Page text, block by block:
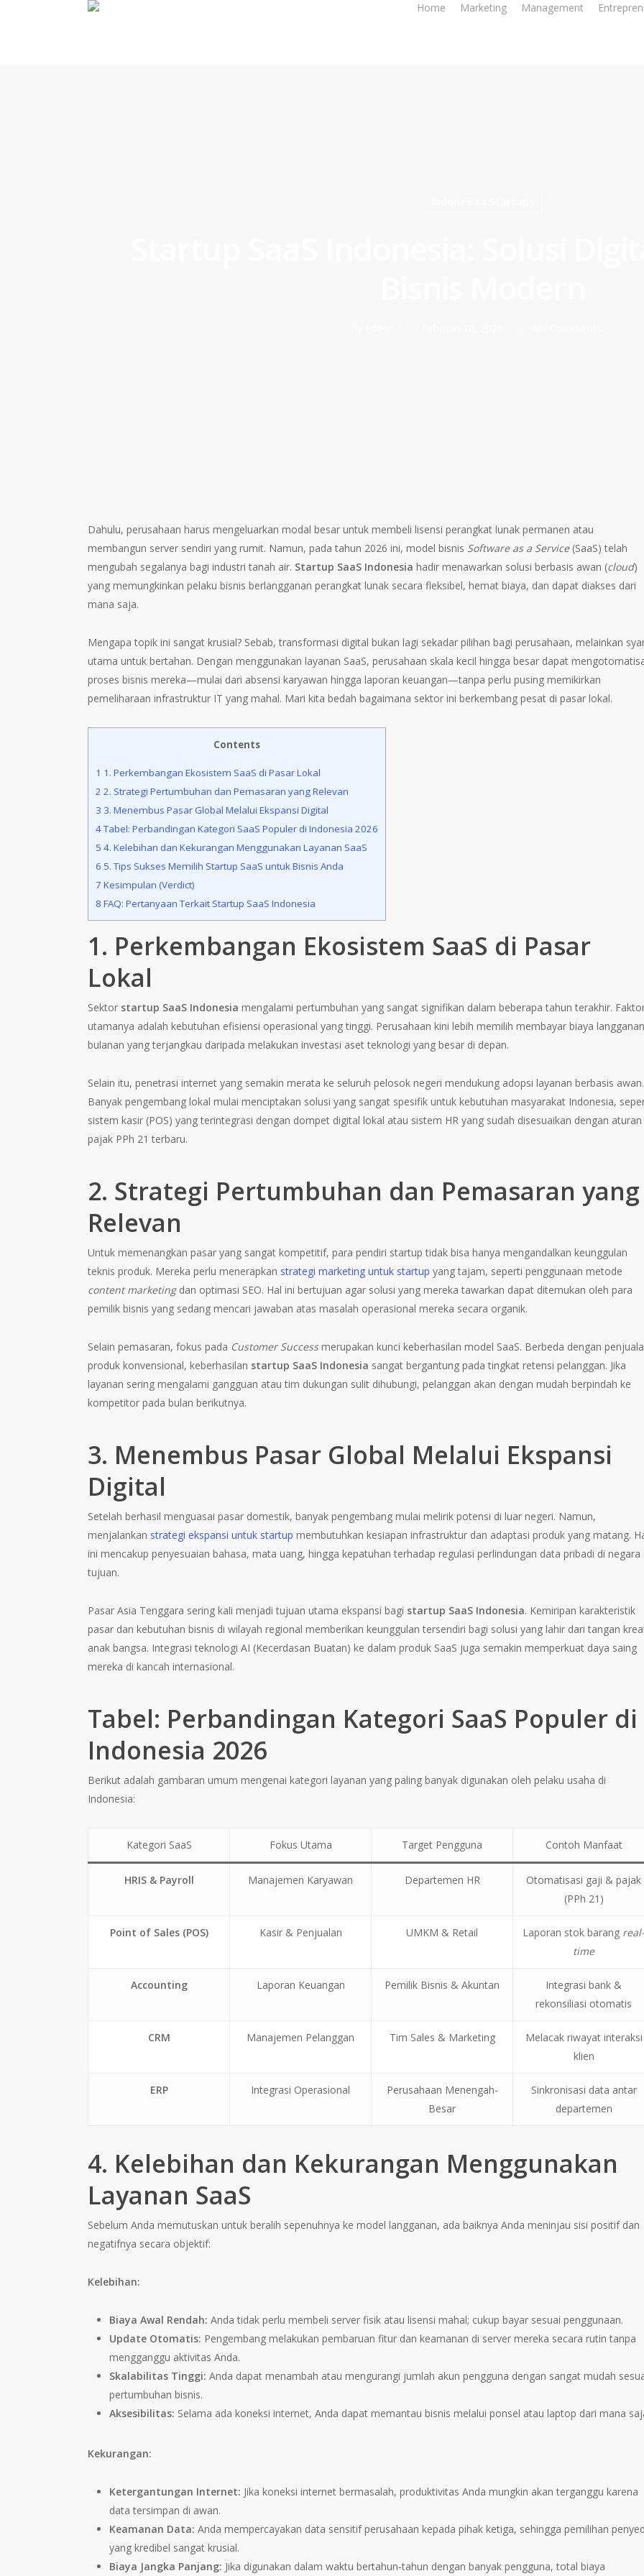
Home Marketing Management
Dahulu, perusahaan harus mengeluarkan modal besar untuk membeli lisensi perangkat lunak permanen atau
membangun server sendiri yang rumit. Namun, pada tahun 2026 ini, model bisnis Software as a Service(SaaS) telah
mengubah segalanya bagi industri tanah air. Startup SaaS Indonesia hadir menawarkan solusi berbasis awan (cloud)
yang memungkinkan pelaku bisnis berlangganan perangkat lunak secara fleksibel, hemat biaya, dan dapat diakses dari
mana saja.
Mengapa topik ini sangat krusial? Sebab, transformasi digital bukan lagi sekadar pilihan bagi perusahaan, melainkan
utama untuk bertahan. Dengan menggunakan layanan SaaS, perusahaan skala kecil hingga besar dapat
proses bisnis mereka—mulai dari absensi karyawan hingga laporan keuangan—tanpa perlu pusing memikirkan
pemeliharaan infrastruktur IT yang mahal. Mari kita bedah bagaimana sektor ini berkembang pesat di pasar lokal.
Contents
1 1. Perkembangan Ekosistem SaaS di Pasar Lokal
2 2. Strategi Pertumbuhan dan Pemasaran yang Relevan
3 3. Menembus Pasar Global Melalui Ekspansi Digital
4Tabel: Perbandingan Kategori SaaS Populer di Indonesia 2026
5 4. Kelebihan dan Kekurangan Menggunakan Layanan SaaS
6 5. Tips Sukses Memilih Startup SaaS untuk Bisnis Anda
7 Kesimpulan (Verdict)
8 FAQ: Pertanyaan Terkait Startup SaaS Indonesia
1. Perkembangan Ekosistem SaaS di Pasar
Lokal
Sektor startup SaaS Indonesia mengalami pertumbuhan yang sangat signifikan dalam beberapa tahun terakhir.
utamanya adalah kebutuhan efisiensi operasional yang tinggi. Perusahaan kini lebih memilih membayar biaya langganan
bulanan yang terjangkau daripada melakukan investasi aset teknologi yang besar di depan.
Selain itu, penetrasi internet yang semakin merata ke seluruh pelosok negeri mendukung adopsi layanan berbasis awan.
Banyak pengembang lokal mulai menciptakan solusi yang sangat spesifik untuk kebutuhan masyarakat Indonesia,
sistem kasir (POS) yang terintegrasi dengan dompet digital lokal atau sistem HR yang sudah disesuaikan dengan aturan
pajak PPh 21 terbaru.
2. Strategi Pertumbuhan dan Pemasaran yang
Relevan
Untuk memenangkan pasar yang sangat kompetitif, para pendiri startup tidak bisa hanya mengandalkan keunggulan
teknis produk. Mereka perlu menerapkan strategi marketing untuk startup yang tajam, seperti penggunaan metode
content marketingdan optimasi SEO. Hal ini bertujuan agar solusi yang mereka tawarkan dapat ditemukan oleh para
pemilik bisnis yang sedang mencari jawaban atas masalah operasional mereka secara organik.
Selain pemasaran, fokus pada Customer Successmerupakan kunci keberhasilan model SaaS. Berbeda dengan
produk konvensional, keberhasilan startup SaaS Indonesia sangat bergantung pada tingkat retensi pelanggan. Jika
layanan sering mengalami gangguan atau tim dukungan sulit dihubungi, pelanggan akan dengan mudah berpindah ke
kompetitor pada bulan berikutnya.
3. Menembus Pasar Global Melalui Ekspansi
Digital
Setelah berhasil menguasai pasar domestik, banyak pengembang mulai melirik potensi di luar negeri. Namun,
menjalankan strategi ekspansi untuk startup membutuhkan kesiapan infrastruktur dan adaptasi produk yang matang.
ini mencakup penyesuaian bahasa, mata uang, hingga kepatuhan terhadap regulasi perlindungan data pribadi di negara
tujuan.
Pasar Asia Tenggara sering kali menjadi tujuan utama ekspansi bagi startup SaaS Indonesia. Kemiripan karakteristik
pasar dan kebutuhan bisnis di wilayah regional memberikan keunggulan tersendiri bagi solusi yang lahir dari tangan
anak bangsa. Integrasi teknologi AI (Kecerdasan Buatan) ke dalam produk SaaS juga semakin memperkuat daya saing
mereka di kancah internasional.
Tabel: Perbandingan Kategori SaaS Populer di
Indonesia 2026
Berikut adalah gambaran umum mengenai kategori layanan yang paling banyak digunakan oleh pelaku usaha di
Indonesia:
Kategori SaaS Fokus Utama Target Pengguna Contoh Manfaat
HRIS & Payroll Manajemen Karyawan Departemen HR
Otomatisasi gaji & pajak
(PPh 21)
Point of Sales (POS) Kasir & Penjualan UMKM & Retail Laporan stok barang real-
time
Accounting Laporan Keuangan Pemilik Bisnis & Akuntan
Integrasi bank &
rekonsiliasi otomatis
CRM Manajemen Pelanggan Tim Sales & Marketing
Melacak riwayat interaksi
klien
ERP Integrasi Operasional
Perusahaan Menengah-
Besar
Sinkronisasi data antar
departemen
4. Kelebihan dan Kekurangan Menggunakan
Layanan SaaS
Sebelum Anda memutuskan untuk beralih sepenuhnya ke model langganan, ada baiknya Anda meninjau sisi positif dan
negatifnya secara objektif:
Kelebihan:
Biaya Awal Rendah: Anda tidak perlu membeli server fisik atau lisensi mahal; cukup bayar sesuai penggunaan.
Update Otomatis: Pengembang melakukan pembaruan fitur dan keamanan di server mereka secara rutin tanpa
mengganggu aktivitas Anda.
Skalabilitas Tinggi: Anda dapat menambah atau mengurangi jumlah akun pengguna dengan sangat mudah
pertumbuhan bisnis.
Aksesibilitas: Selama ada koneksi internet, Anda dapat memantau bisnis melalui ponsel atau laptop dari mana
Kekurangan:
Ketergantungan Internet: Jika koneksi internet bermasalah, produktivitas Anda mungkin akan terganggu karena
data tersimpan di awan.
Keamanan Data: Anda mempercayakan data sensitif perusahaan kepada pihak ketiga, sehingga pemilihan
yang kredibel sangat krusial.
Biaya Jangka Panjang: Jika digunakan dalam waktu bertahun-tahun dengan banyak pengguna, total biaya